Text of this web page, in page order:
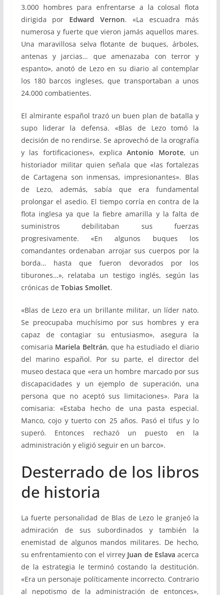
3.000 hombres para enfrentarse a la colosal flota
dirigida por Edward Vernon. «La escuadra más
numerosa y fuerte que vieron jamás aquellos mares.
Una maravillosa selva flotante de buques, árboles,
antenas y jarcias… que amenazaba con terror y
espanto», anotó de Lezo en su diario al contemplar
los 180 barcos ingleses, que transportaban a unos
24.000 combatientes.
El almirante español trazó un buen plan de batalla y
supo liderar la defensa. «Blas de Lezo tomó la
decisión de no rendirse. Se aprovechó de la orografía
y las fortificaciones», explicaAntonio Morote, un
historiador militar quien señala que «las fortalezas
de Cartagena son inmensas, impresionantes». Blas
de Lezo, además, sabía que era fundamental
prolongar el asedio. El tiempo corría en contra de la
flota inglesa ya que la fiebre amarilla y la falta de
suministros debilitaban sus fuerzas
progresivamente. «En algunos buques los
comandantes ordenaban arrojar sus cuerpos por la
borda… hasta que fueron devorados por los
tiburones…», relataba un testigo inglés, según las
crónicas de Tobias Smollet.
«Blas de Lezo era un brillante militar, un líder nato.
Se preocupaba muchísimo por sus hombres y era
capaz de contagiar su entusiasmo», asegura la
comisaria Mariela Beltrán, que ha estudiado el diario
del marino español. Por su parte, el director del
museo destaca que «era un hombre marcado por sus
discapacidades y un ejemplo de superación, una
persona que no aceptó sus limitaciones». Para la
comisaria: «Estaba hecho de una pasta especial.
Manco, cojo y tuerto con 25 años. Pasó el tifus y lo
superó. Entonces rechazó un puesto en la
administración y eligió seguir en un barco».
Desterrado de los libros
de historia
La fuerte personalidad de Blas de Lezo le granjeó la
admiración de sus subordinados y también la
enemistad de algunos mandos militares. De hecho,
su enfrentamiento con el virrey Juan de Eslava acerca
de la estrategia le terminó costando la destitución.
«Era un personaje políticamente incorrecto. Contrario
al nepotismo de la administración de entonces»,